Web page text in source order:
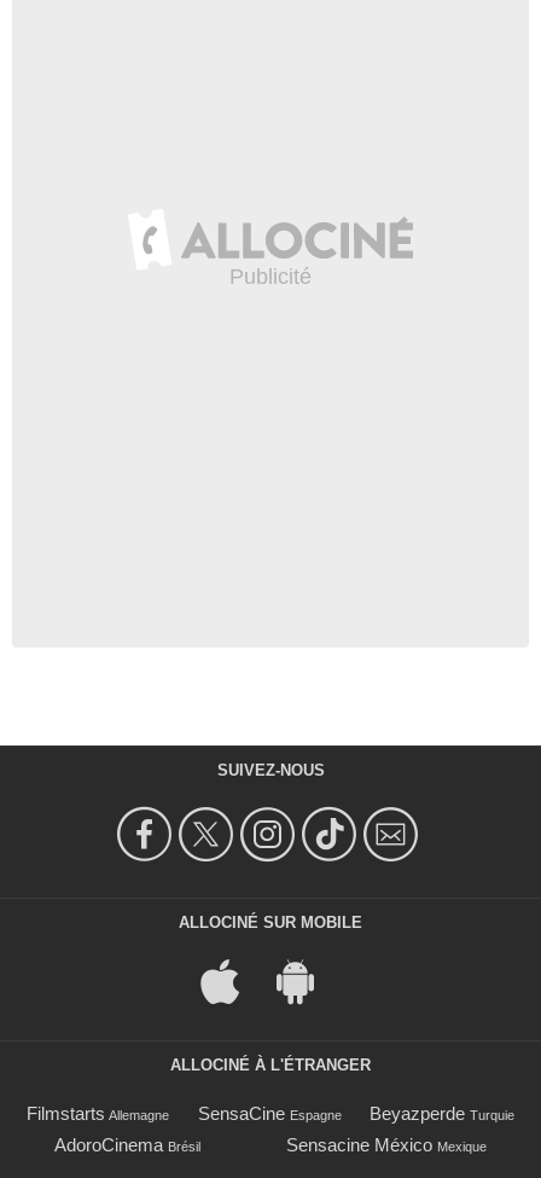
SUIVEZ-NOUS
ALLOCINÉ SUR MOBILE
ALLOCINÉ À L'ÉTRANGER
Filmstarts Allemagne SensaCine Espagne Beyazperde Turquie
AdoroCinema Brésil Sensacine México Mexique